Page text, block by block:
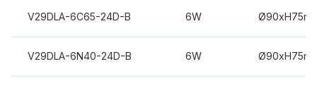
V29DLA-6C65-24D-B 6W
V29DLA-6N40-24D-B 6W